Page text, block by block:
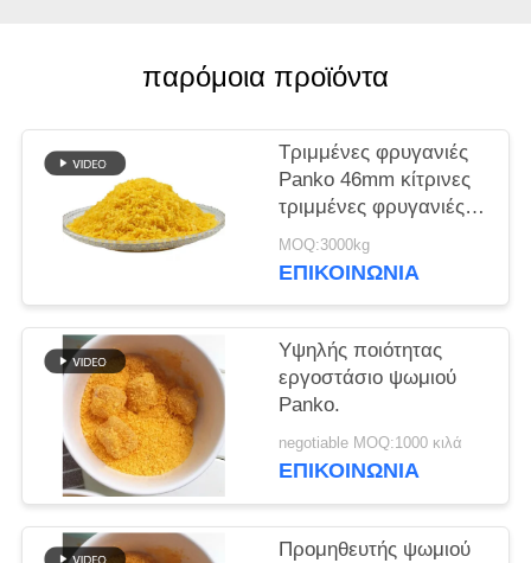
ΧΆΡΤΗΣ
ΙΣΤΌΤΟΠΟΥ
ΠΟΛΙΤΙΚΉ
παρόμοια προϊόντα
Τριμμένες φρυγανιές
Panko 46mm κίτρινες
τριμμένες φρυγανιές
Panko μορφής
βελόνων
MOQ:3000kg
ΕΠΙΚΟΙΝΩΝΊΑ
Υψηλής ποιότητας
εργοστάσιο ψωμιού
Panko.
negotiable MOQ:1000 κιλά
ΕΠΙΚΟΙΝΩΝΊΑ
Προμηθευτής ψωμιού